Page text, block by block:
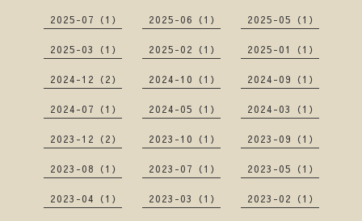
2025-07（1） 2025-06（1） 2025-05（1）
2025-03（1） 2025-02（1） 2025-01（1）
2024-12（2） 2024-10（1） 2024-09（1）
2024-07（1） 2024-05（1） 2024-03（1）
2023-12（2） 2023-10（1） 2023-09（1）
2023-08（1） 2023-07（1） 2023-05（1）
2023-04（1） 2023-03（1） 2023-02（1）